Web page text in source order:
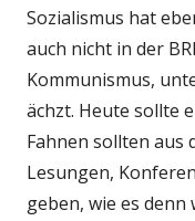
Sozialismus hat
auch nicht in der
Kommunismus,
ächzt. Heute sollte
Fahnen sollten aus
Lesungen,
geben, wie es